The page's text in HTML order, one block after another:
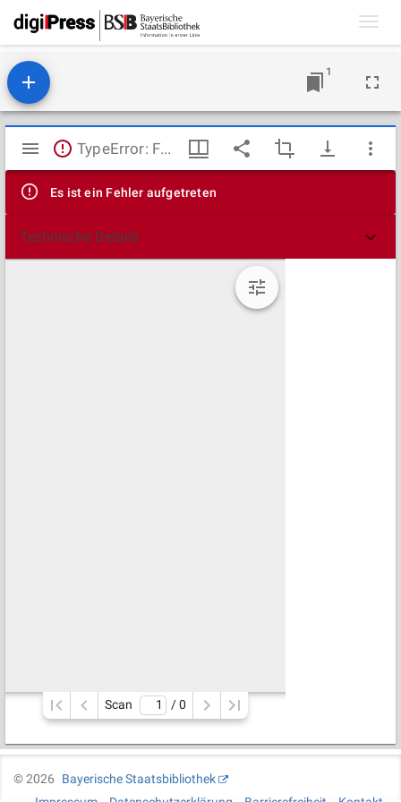
1
Mirador
Viewer
TypeError: Failed to fetch
Es ist ein Fehler aufgetreten
Technische Details
Scan / 0
©2026
Bayerische Staatsbibliothek